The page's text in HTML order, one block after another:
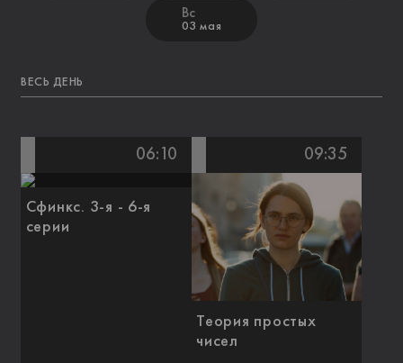
Вс
03 мая
ВЕСЬ ДЕНЬ
06:10
Сфинкс. 3-я - 6-я
серии
09:35
Теория простых
чисел